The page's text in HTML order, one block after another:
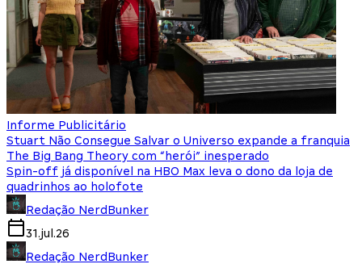
Informe Publicitário
Stuart Não Consegue Salvar o Universo expande a franquia
The Big Bang Theory com “herói” inesperado
Spin-off já disponível na HBO Max leva o dono da loja de
quadrinhos ao holofote
Redação NerdBunker
31.jul.26
Redação NerdBunker